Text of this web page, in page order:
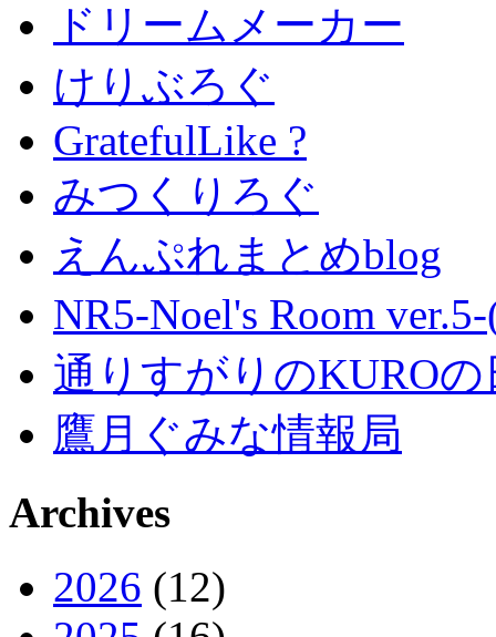
ドリームメーカー
けりぶろぐ
GratefulLike ?
みつくりろぐ
えんぷれまとめblog
NR5-Noel's Room
通りすがりのKURO
鷹月ぐみな情報局
Archives
2026 (12)